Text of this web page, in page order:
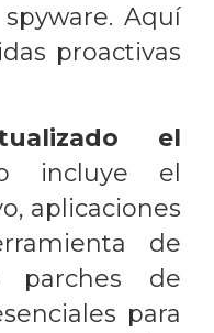
Aquí
proactivas
el
incluye el
aplicaciones
de
parches de
para